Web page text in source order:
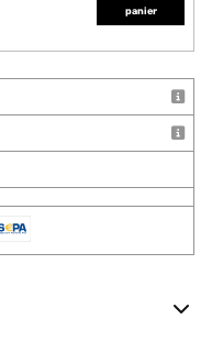
panier